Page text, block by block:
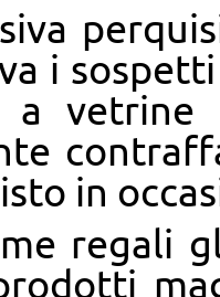
i
vetrine
in
regali